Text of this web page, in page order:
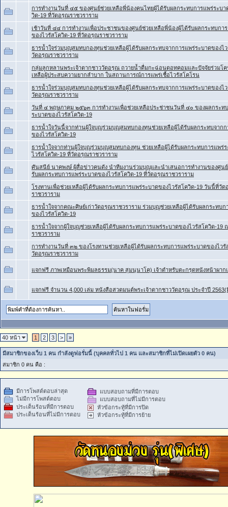
การทำงานวันที่ ๔๕ ของศูนย์ช่วยเหลือพี่น้องคนไทยผู้ได้รับผลกระทบการแพร่ระบา
วิด-19 ที่วัดอรุณราชวราราม
เช้าวันที่ ๔๔ การทำงานเพื่อประชาชนของศูนย์ช่วยเหลือพี่น้องผู้ได้รับผลกระทบกา
ของไวรัสโควิด-19 ที่วัดอรุณราชวราราม
ธารน้ำใจร่วมบุญสมทบกองทุนช่วยเหลือผู้ได้รับผลกระทบจากการแพร่ระบาดของไ
วัดอรุณราชวราราม
กลุ่มลูกหลานพระเจ้าตากชาววัดอรุณ ถวายน้ำดื่มกะฉ่อนดอทคอมและปัจจัยร่วมโค
เหลือผู้ประสบความยากลำบาก ในสถานการณ์การแพร่เชื้อไวรัสโคโรน
ธารน้ำใจร่วมบุญสมทบกองทุนช่วยเหลือผู้ได้รับผลกระทบจากการแพร่ระบาดของไ
วัดอรุณราชวราราม
วันที่ ๔ พฤษภาคม ๒๕๖๓ การทำงานเพื่อช่วยเหลือประช่าชนวันที่ ๔๐ ของผลกระท
ระบาดของไวรัสโควิด-19
ธารน้ำใจวันนี้จากท่านผู้ใจบุญร่วมบุญสมทบกองทุนช่วยเหลือผู้ได้รับผลกระทบจากก
ของไวรัสโควิด-19
ธารน้ำใจจากท่านผู้ใจบุญร่วมบุญสมทบกองทุน ช่วยเหลือผู้ได้รับผลกระทบการแพร่
ไวรัสโควิด-19 ที่วัดอรุณราชวราราม
ศันสนีย์ นาคพงษ์ ผู้สื่อข่าวคนดัง นำทีมงานร่วมบุญและนำเสนอการทำงานของศูนย์
รับผลกระทบการแพร่ระบาดของไวรัสโควิด-19 ที่วัดอรุณราชวราราม
โรงทานเพื่อช่วยเหลือผู้ได้รับผลกระทบการแพร่ระบาดของไวรัสโควิด-19 วันนี้ที่วั
ราชวราราม
ธารน้ำใจจากคณะศิษย์เก่าวัดอรุณราชวราราม ร่วมบุญช่วยเหลือผู้ได้รับผลกระทบก
ของไวรัสโควิด-19
ธารน้ำใจจากผู้ใจบุญช่วยเหลือผู้ได้รับผลกระทบการแพร่ระบาดของไวรัสโควิด-19
ราชวราราม
การทำงานวันที่ ๓๒ ของโรงทานช่วยเหลือผู้ได้รับผลกระทบการแพร่ระบาดของไวรั
วัดอรุณราชวราราม
แจกฟรี ภาพเหมือนพระพิมลธรรม(นาค สุมนฺนาโค) เจ้าตำหรับตะกรุดหนังหน้าผาก
แจกฟรี จำนวน 4,000 เล่ม หนังสือสวดมนต์พระเจ้าตากชาววัดอรุณ ประจำปี
40 หน้า 1 2 3 > »
มีสมาชิกของเว็บ 1 คน กำลังดูฟอรั่มนี้ (บุคคลทั่วไป 1 คน และสมาชิกที่ไม่เปิดเผยตัว 0 คน)
สมาชิก 0 คน คือ :
มีการโพสต์ตอบล่าสุด
ไม่มีการโพสต์ตอบ
ประเด็นร้อนที่มีการตอบ
ประเด็นร้อนที่ไม่มีการตอบ
แบบสอบถามที่มีการตอบ
แบบสอบถามที่ไม่มีการตอบ
หัวข้อกระทู้ที่มีการปิด
หัวข้อกระทู้ที่มีการย้าย